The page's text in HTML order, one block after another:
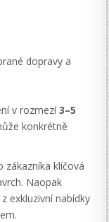
dopravy a
v rozmezí3–5
konkrétně
zákazníka klíčová
Naopak
exkluzivní nabídky